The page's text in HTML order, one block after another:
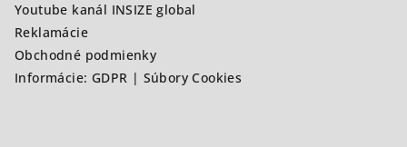
Youtube kanál INSIZE global
Reklamácie
Obchodné podmienky
Informácie: GDPR | Súbory Cookies